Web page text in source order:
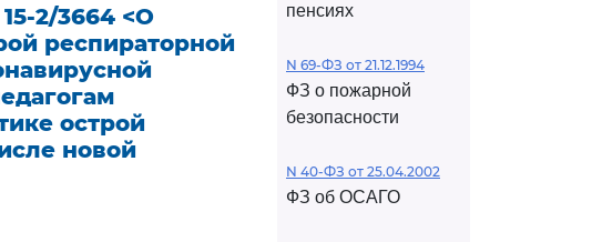
2/3664 <О
респираторной
острой
новой
пенсиях
N 69-ФЗ от 21.12.1994
ФЗ о пожарной
безопасности
N 40-ФЗ от 25.04.2002
ФЗ об ОСАГО